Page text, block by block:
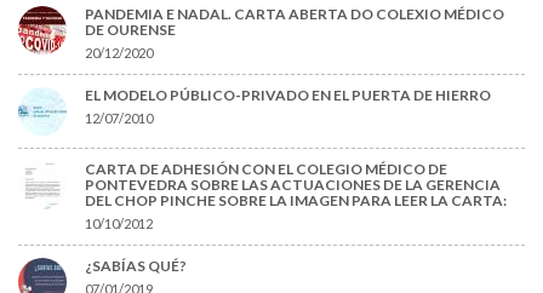
PANDEMIA E NADAL. CARTA ABERTA DO COLEXIO MÉDICO
DE OURENSE
20/12/2020
EL MODELO PÚBLICO-PRIVADO EN EL PUERTA DE HIERRO
12/07/2010
CARTA DE ADHESIÓN CON EL COLEGIO MÉDICO DE
PONTEVEDRA SOBRE LAS ACTUACIONES DE LA GERENCIA
DEL CHOP PINCHE SOBRE LA IMAGEN PARA LEER LA CARTA:
10/10/2012
¿SABÍAS QUÉ?
07/01/2019